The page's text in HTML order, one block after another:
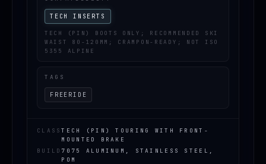
TECH INSERTS
TECH (PIN) BOOTS ONLY; RECOMMENDED SKI
WAIST 80-120MM; CRAMPON-READY; NOT ISO
5355 ALPINE
TAGS
FREERIDE
CLASSTECH (PIN) TOURING WITH FRONT-
MOUNTED BRAKE
BUILD 7075 ALUMINUM, STAINLESS STEEL,
POM